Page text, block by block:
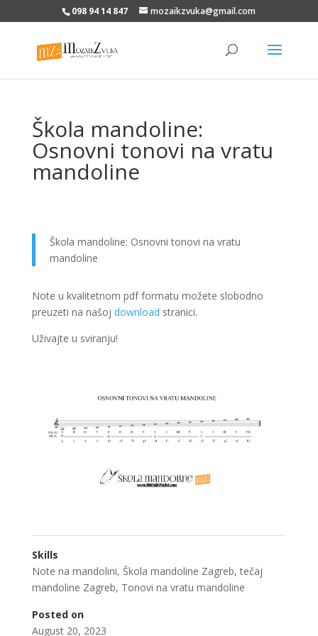
098 94 14 847 mozaikzvuka@gmail.com
Škola mandoline:
Osnovni tonovi na vratu
mandoline
Škola mandoline: Osnovni tonovi na vratu
mandoline
Note u kvalitetnom pdf formatu možete slobodno
preuzeti na našoj download stranici.
Uživajte u sviranju!
Skills
Note na mandolini, Škola mandoline Zagreb,tečaj
mandoline Zagreb, Tonovi na vratu mandoline
Posted on
August 20, 2023